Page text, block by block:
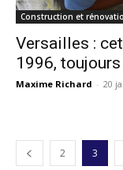
Construction et
Versailles :
1996,
Maxime Richard - 20
2 3